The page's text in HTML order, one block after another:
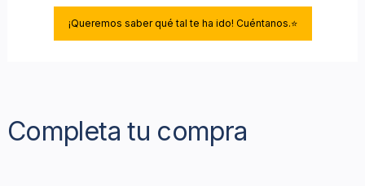
¡Queremos saber qué tal te ha ido! Cuéntanos.⭐
Completa tu compra